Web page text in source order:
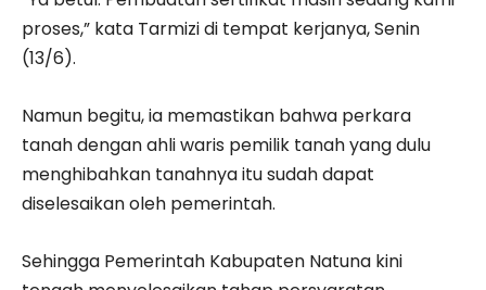
proses,” kata Tarmizi di tempat kerjanya, Senin
(13/6).
Namun begitu, ia memastikan bahwa perkara
tanah dengan ahli waris pemilik tanah yang dulu
menghibahkan tanahnya itu sudah dapat
diselesaikan oleh pemerintah.
Sehingga Pemerintah Kabupaten Natuna kini